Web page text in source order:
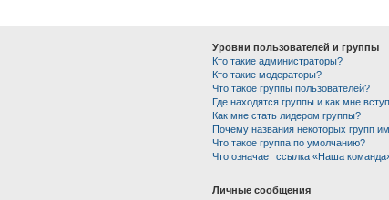
Уровни пользователей и группы
Кто такие администраторы?
Кто такие модераторы?
Что такое группы пользователей?
Где находятся группы и как мне
Как мне стать лидером группы?
Почему названия некоторых групп
Что такое группа по умолчанию?
Что означает ссылка «Наша
Личные сообщения